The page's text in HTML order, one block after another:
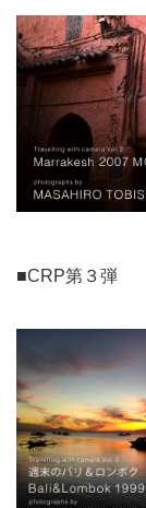
■CRP第３弾